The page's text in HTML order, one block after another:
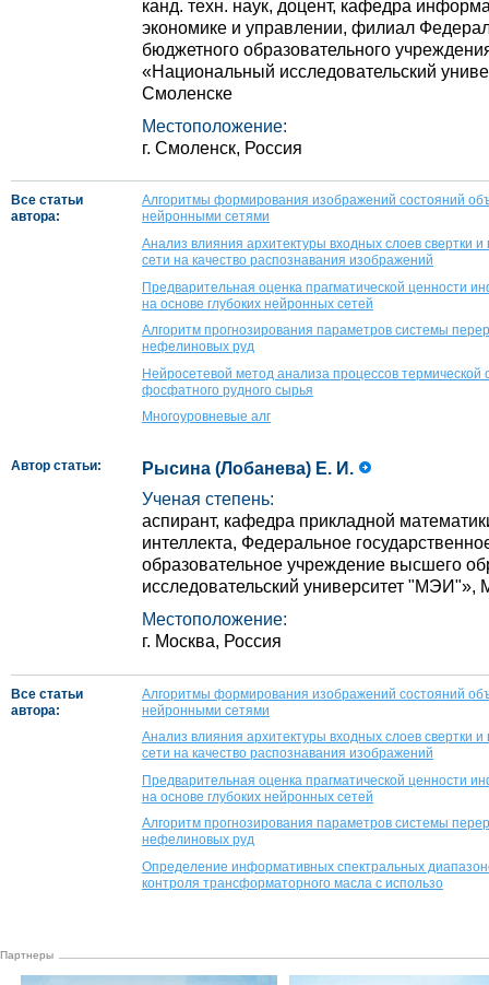
канд. техн. наук, доцент, кафедра
экономике и управлении, филиал
бюджетного образовательного
«Национальный исследовательский
Смоленске
Местоположение:
г. Смоленск, Россия
Все статьи
автора:
Алгоритмы формирования изображений состояний
нейронными сетями
Анализ влияния архитектуры входных слоев свертки
сети на качество распознавания изображений
Предварительная оценка прагматической ценности
на основе глубоких нейронных сетей
Алгоритм прогнозирования параметров системы
нефелиновых руд
Нейросетевой метод анализа процессов термической
фосфатного рудного сырья
Многоуровневые алг
Автор статьи:
Рысина (Лобанева) Е. И.
Ученая степень:
аспирант, кафедра прикладной
интеллекта, Федеральное
образовательное учреждение высшего
исследовательский университет "МЭИ"»,
Местоположение:
г. Москва, Россия
Все статьи
автора:
Алгоритмы формирования изображений состояний
нейронными сетями
Анализ влияния архитектуры входных слоев свертки
сети на качество распознавания изображений
Предварительная оценка прагматической ценности
на основе глубоких нейронных сетей
Алгоритм прогнозирования параметров системы
нефелиновых руд
Определение информативных спектральных
контроля трансформаторного масла с использо
Партнеры